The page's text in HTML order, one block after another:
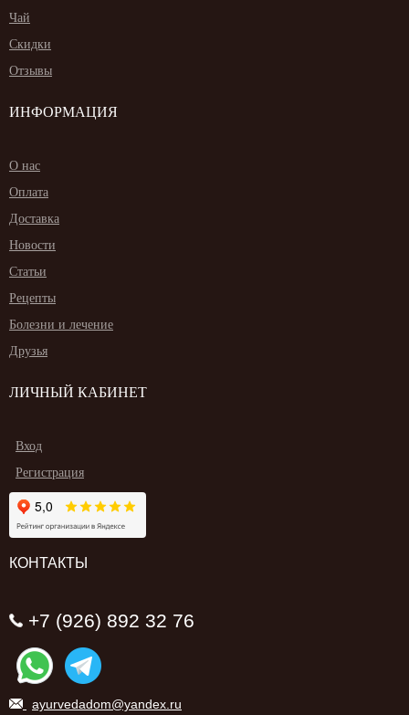
Чай
Скидки
Отзывы
ИНФОРМАЦИЯ
О нас
Оплата
Доставка
Новости
Статьи
Рецепты
Болезни и лечение
Друзья
ЛИЧНЫЙ КАБИНЕТ
Вход
Регистрация
КОНТАКТЫ
+7 (926) 892 32 76
ayurvedadom@yandex.ru